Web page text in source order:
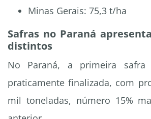
Minas Gerais: 75,3 t/ha
Safras no Paraná
distintos
No Paraná, a primeira
praticamente finalizada, com
mil toneladas, número 15%